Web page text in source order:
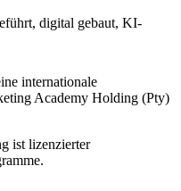
digital gebaut, KI-
internationale
Academy Holding (Pty)
ist lizenzierter